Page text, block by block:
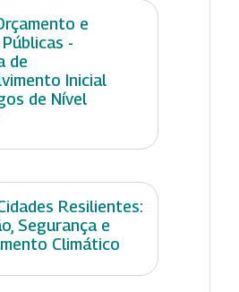
e
-
de
Inicial
de Nível
Resilientes:
Segurança e
Climático